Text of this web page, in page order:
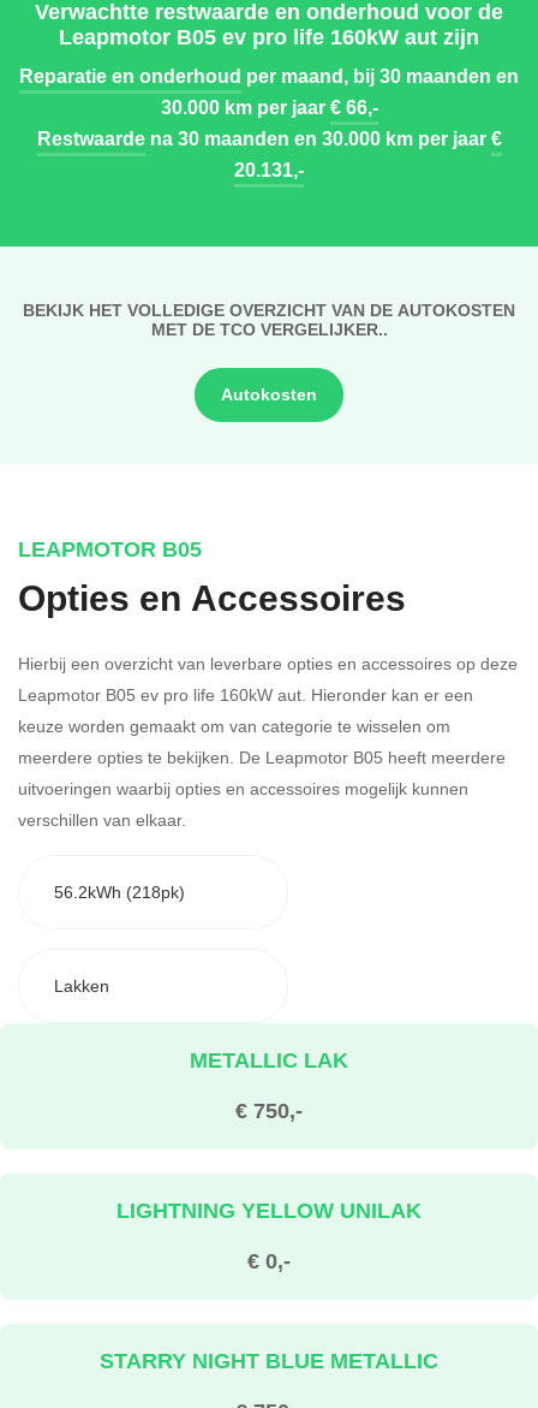
Verwachtte restwaarde en onderhoud voor de
Leapmotor B05 ev pro life 160kW aut zijn
Reparatie en onderhoud per maand, bij 30 maanden en
30.000 km per jaar€ 66,-
Restwaardena 30 maanden en 30.000 km per jaar€
20.131,-
BEKIJK HET VOLLEDIGE OVERZICHT VAN DE AUTOKOSTEN
MET DE TCO VERGELIJKER..
Autokosten
LEAPMOTOR B05
Opties en Accessoires
Hierbij een overzicht van leverbare opties en accessoires op deze
Leapmotor B05 ev pro life 160kW aut. Hieronder kan er een
keuze worden gemaakt om van categorie te wisselen om
meerdere opties te bekijken. De Leapmotor B05 heeft meerdere
uitvoeringen waarbij opties en accessoires mogelijk kunnen
verschillen van elkaar.
56.2kWh (218pk)
Lakken
€ 750,-
METALLIC LAK
€ 0,-
LIGHTNING YELLOW UNILAK
STARRY NIGHT BLUE METALLIC